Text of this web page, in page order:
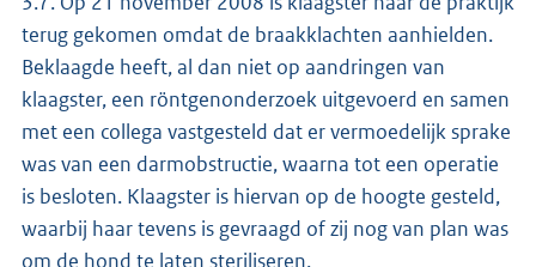
terug gekomen omdat de braakklachten aanhielden.
Beklaagde heeft, al dan niet op aandringen van
klaagster, een röntgenonderzoek uitgevoerd en samen
met een collega vastgesteld dat er vermoedelijk sprake
was van een darmobstructie, waarna tot een operatie
is besloten. Klaagster is hiervan op de hoogte gesteld,
waarbij haar tevens is gevraagd of zij nog van plan was
om de hond te laten steriliseren.